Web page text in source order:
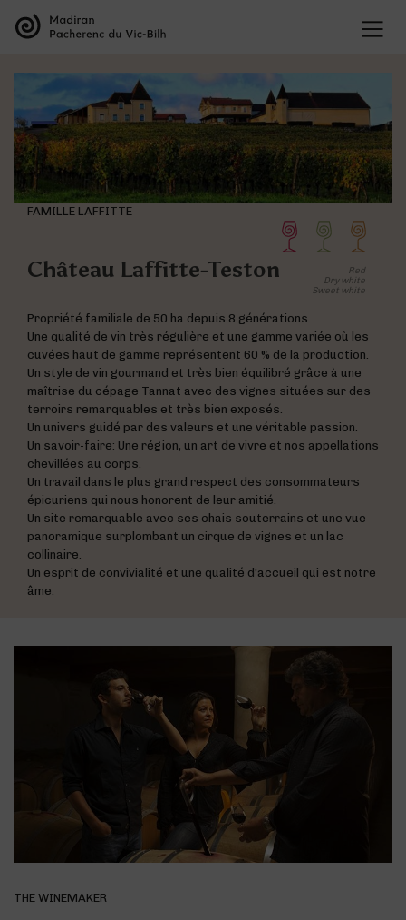
THE APPELLATIONS
Organisation of the appellations
The history of the appellations
Research & development
Presentation of the grape varieties
Presentation of the terroir
Deux entités au sein de la même maison
THE WINES
Madiran wines
Pacherenc du Vic-Bilh wines
Tasting
Wine and food pairings
All our wines
Les vins de Madiran
VISIT THE SITES
Offers
Map of the Appellations
BLOG
FAMILLE LAFFITTE
Château Laffitte-Teston
Red
Dry white
Sweet white
Propriété familiale de 50 ha depuis 8 générations.
Une qualité de vin très régulière et une gamme variée où les
cuvées haut de gamme représentent 60 % de la production.
Un style de vin gourmand et très bien équilibré grâce à une
maîtrise du cépage Tannat avec des vignes situées sur des
terroirs remarquables et très bien exposés.
Un univers guidé par des valeurs et une véritable passion.
Un savoir-faire: Une région, un art de vivre et nos appellations
chevillées au corps.
Un travail dans le plus grand respect des consommateurs
épicuriens qui nous honorent de leur amitié.
Un site remarquable avec ses chais souterrains et une vue
panoramique surplombant un cirque de vignes et un lac
collinaire.
Un esprit de convivialité et une qualité d'accueil qui est notre
âme.
THE WINEMAKER